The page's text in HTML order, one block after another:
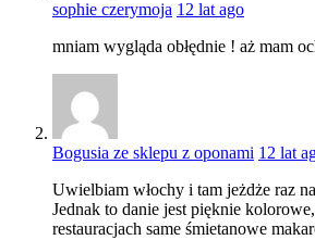
sophie czerymoja 12 lat ago
mniam wygląda obłędnie ! aż mam
Bogusia ze sklepu z oponami 12 lat
Uwielbiam włochy i tam jeżdże raz
Jednak to danie jest pięknie
restauracjach same śmietanowe